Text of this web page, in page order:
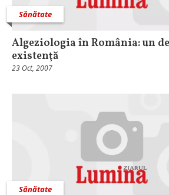
Sănătate
Algeziologia în România: un
existenţă
23 Oct, 2007
Sănătate